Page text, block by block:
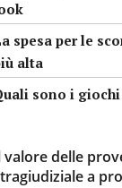
spesa per le
alta
sono i
valore delle
a